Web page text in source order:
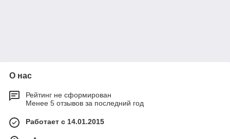
О нас
Рейтинг не сформирован
Менее 5 отзывов за последний год
Работает с 14.01.2015